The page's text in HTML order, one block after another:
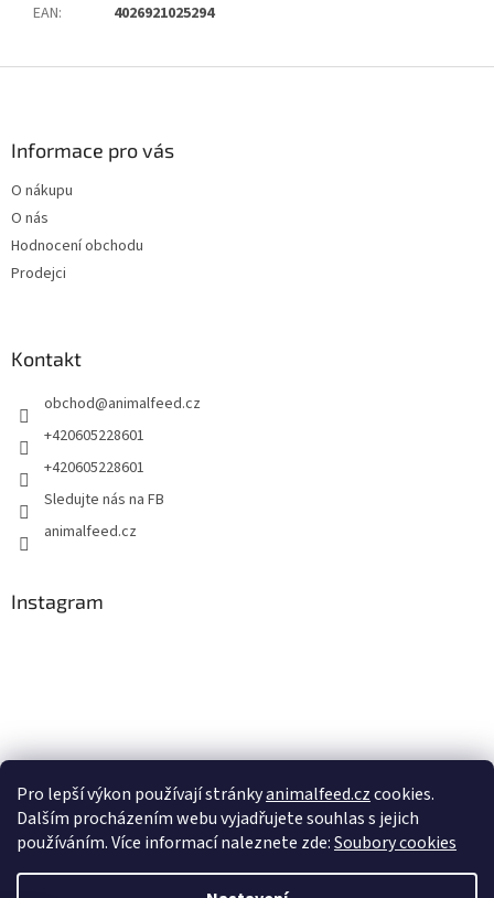
Pro lepší výkon používají stránkyanimalfeed.czcookies.
Dalším procházením webu vyjadřujete souhlas s jejich
používáním. Více informací naleznete zde:Soubory cookies
EAN: 4026921025294
Informace pro vás
O nákupu
O nás
Hodnocení obchodu
Prodejci
Kontakt
obchod@animalfeed.cz
+420605228601
+420605228601
Sledujte nás na FB
animalfeed.cz
Instagram
Sledovat na Instagramu